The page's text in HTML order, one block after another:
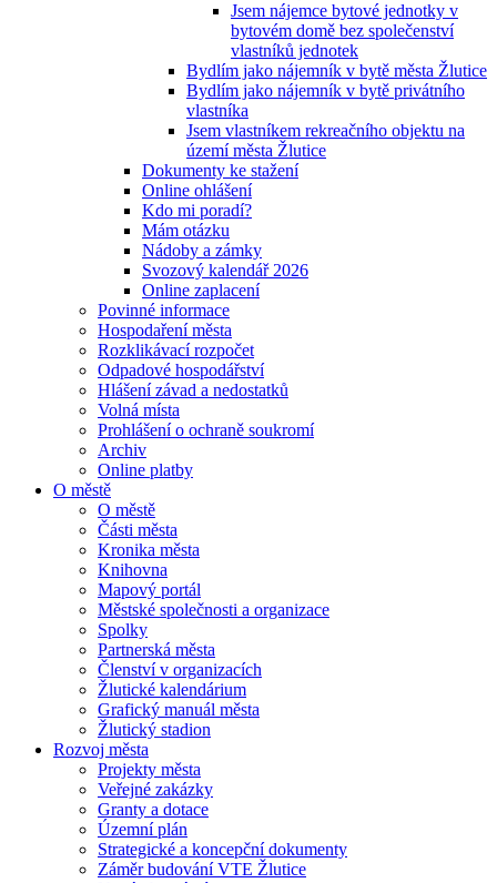
Jsem nájemce bytové jednotky v
bytovém domě bez společenství
vlastníků jednotek
Bydlím jako nájemník v bytě města Žlutice
Bydlím jako nájemník v bytě privátního
vlastníka
Jsem vlastníkem rekreačního objektu na
území města Žlutice
Dokumenty ke stažení
Online ohlášení
Kdo mi poradí?
Mám otázku
Nádoby a zámky
Svozový kalendář 2026
Online zaplacení
Povinné informace
Hospodaření města
Rozklikávací rozpočet
Odpadové hospodářství
Hlášení závad a nedostatků
Volná místa
Prohlášení o ochraně soukromí
Archiv
Online platby
O městě
O městě
Části města
Kronika města
Knihovna
Mapový portál
Městské společnosti a organizace
Spolky
Partnerská města
Členství v organizacích
Žlutické kalendárium
Grafický manuál města
Žlutický stadion
Rozvoj města
Projekty města
Veřejné zakázky
Granty a dotace
Územní plán
Strategické a koncepční dokumenty
Záměr budování VTE Žlutice